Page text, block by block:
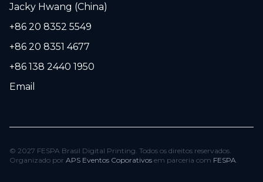
Jacky Hwang (China)
+86 20 8352 5549
+86 20 8351 4677
+86 138 2440 1950
Email
© 2027 FESPA Brasil Digital Printing. Todos os direitos reservados.
Organizado por APS Eventos Coporativos em parceria com FESPA